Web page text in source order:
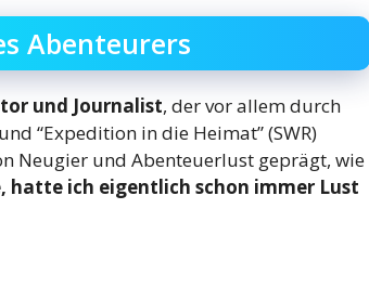
Abenteurers
und Journalist, der vor allem durch
“Expedition in die Heimat” (SWR)
Neugier und Abenteuerlust geprägt, wie
hatte ich eigentlich schon immer Lust